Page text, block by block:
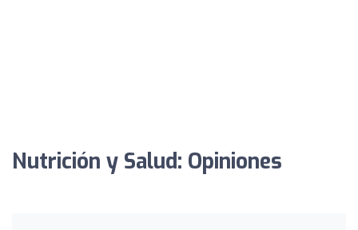
Nutrición y Salud: Opiniones